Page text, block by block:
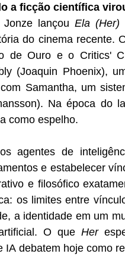
a ficção científica
lançou Ela (Her)
do cinema recente.
de Ouro e o Critics'
(Joaquin Phoenix),
Samantha, um
Na época do
como espelho.
agentes de
e estabelecer
e filosófico
os limites entre
a identidade em um
O que Her
IA debatem hoje como